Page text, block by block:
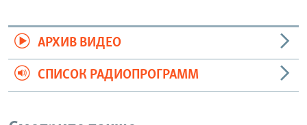
АРХИВ ВИДЕО
СПИСОК РАДИОПРОГРАММ